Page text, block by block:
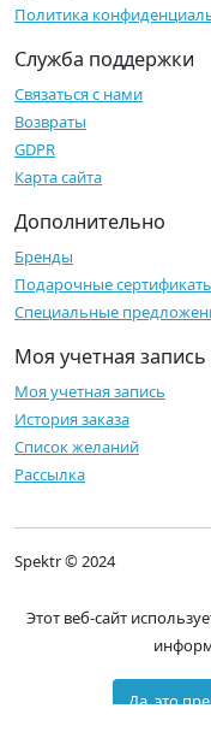
Политика
Служба поддержки
Связаться с нами
Возвраты
GDPR
Карта сайта
Дополнительно
Бренды
Подарочные
Специальные
Моя учетная запись
Моя учетная запись
История заказа
Список желаний
Рассылка
Spektr © 2024
Этот веб-сайт
Да, это